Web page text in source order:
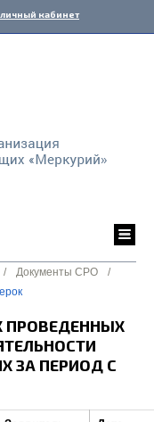
личный кабинет
/ Документы СРО
/
ПРОВЕДЕННЫХ
ЗА ПЕРИОД С